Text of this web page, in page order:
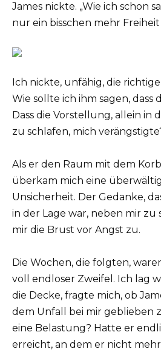
James nickte. „Wie ich schon
nur ein bisschen mehr Freiheit
Ich nickte, unfähig, die
Wie sollte ich ihm sagen, dass
Dass die Vorstellung, allein in
zu schlafen, mich
Als er den Raum mit dem
überkam mich eine
Unsicherheit. Der Gedanke,
in der Lage war, neben mir zu
mir die Brust vor Angst zu.
Die Wochen, die folgten,
voll endloser Zweifel. Ich lag
die Decke, fragte mich, ob
dem Unfall bei mir geblieben
eine Belastung? Hatte er
erreicht, an dem er nicht